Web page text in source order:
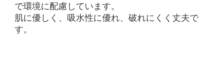
で環境に配慮しています。
肌に優しく、吸水性に優れ、破れにくく丈夫で
す。